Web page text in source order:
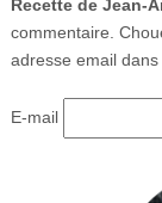
Recette de Jean-
commentaire.
adresse email
E-mail